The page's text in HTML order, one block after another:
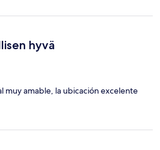
hyvä
muy amable, la ubicación excelente